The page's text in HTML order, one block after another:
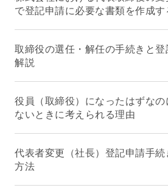
で登記申請に必要な書類を作成す
取締役の選任・解任の手続きと
解説
役員（取締役）になったはずな
ないときに考えられる理由
代表者変更（社長）登記申請手
方法